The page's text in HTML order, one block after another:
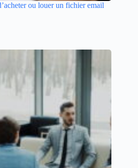
ou louer un fichier email